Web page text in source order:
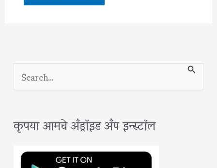
S
e
r
c
कृपया आमचे अँड्रॉइड अँप इन्स्टॉल